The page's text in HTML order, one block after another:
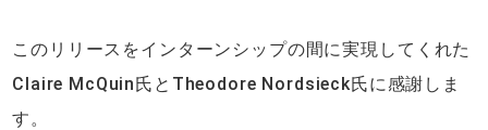
このリリースをインターンシップの間に実現してくれた
Claire McQuin氏とTheodore Nordsieck氏に感謝しま
す。